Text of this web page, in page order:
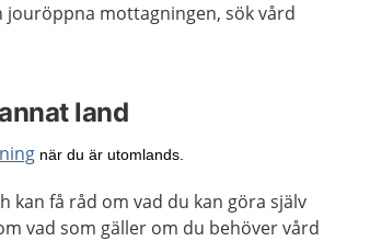
mottagningen, sök vård
land
när du är utomlands.
kan få råd om vad du kan göra själv
vad som gäller om du behöver vård